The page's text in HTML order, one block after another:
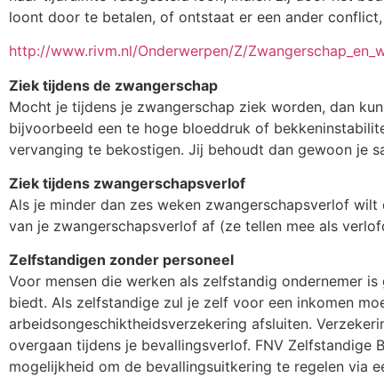
loont door te betalen, of ontstaat er een ander
http://www.rivm.nl/Onderwerpen/Z/
Ziek tijdens de zwangerschap
Mocht je tijdens je zwangerschap ziek worden, dan
bijvoorbeeld een te hoge bloeddruk of
vervanging te bekostigen. Jij behoudt dan gewoon je
Ziek tijdens zwangerschapsverlof
Als je minder dan zes weken zwangerschapsverlof
van je zwangerschapsverlof af (ze tellen mee als
Zelfstandigen zonder personeel
Voor mensen die werken als zelfstandig ondernemer
biedt. Als zelfstandige zul je zelf voor een inkomen
arbeidsongeschiktheidsverzekering afsluiten.
overgaan tijdens je bevallingsverlof. FNV Zelfstandige
mogelijkheid om de bevallingsuitkering te regelen via